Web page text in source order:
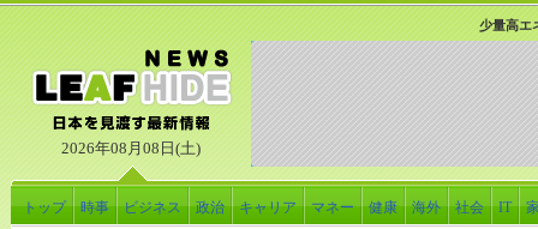
2026年08月08日(土)
少量高エ
トップ 時事 ビジネス 政治 キャリア マネー 健康 海外 社会 IT